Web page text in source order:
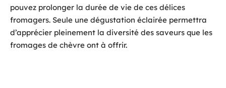
pouvez prolonger la durée de vie de ces délices
fromagers. Seule une dégustation éclairée permettra
d’apprécier pleinement la diversité des saveurs que les
fromages de chèvre ont à offrir.